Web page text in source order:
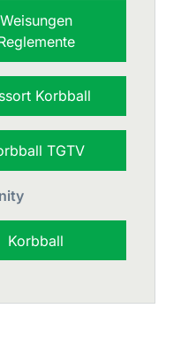
Weisungen
Korbball
TGTV
Korbball